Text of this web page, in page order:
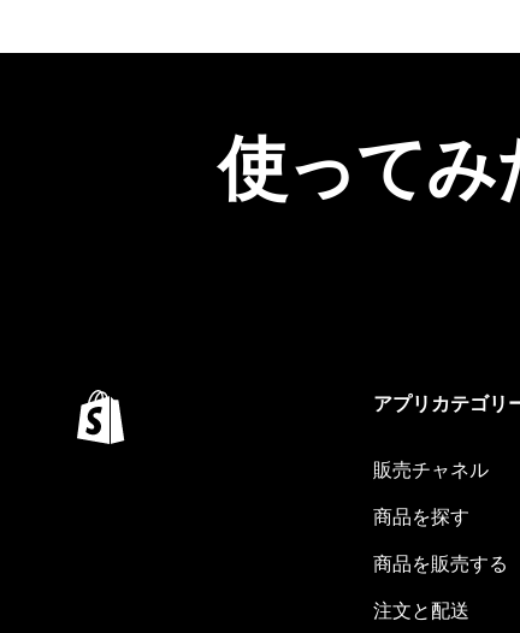
使ってみ
アプリカテゴリ
販売チャネル
商品を探す
商品を販売する
注文と配送